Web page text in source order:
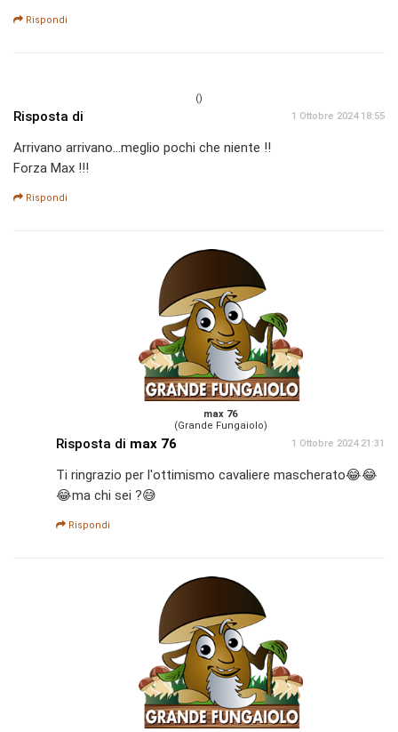
Rispondi
()
Risposta di 1 Ottobre 2024 18:55
Arrivano arrivano...meglio pochi che niente !!
Forza Max !!!
Rispondi
max 76
(Grande Fungaiolo)
Risposta di max 76 1 Ottobre 2024 21:31
Ti ringrazio per l'ottimismo cavaliere mascherato😂😂
😂ma chi sei ?😅
Rispondi